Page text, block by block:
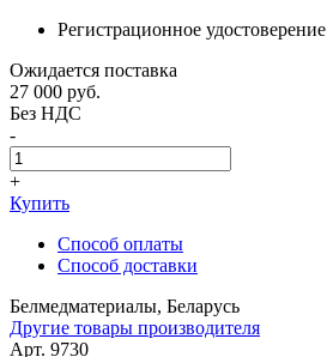
Регистрационное удостоверение
Ожидается поставка
27 000 руб.
Без НДС
-
+
Купить
Способ оплаты
Способ доставки
Белмедматериалы, Беларусь
Другие товары производителя
Арт. 9730